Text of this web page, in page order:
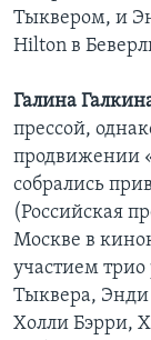
Тыквером, и
Hilton в
Галина
прессой,
продвижении
собрались
(Российская
Москве в
участием
Тыквера, Энди
Холли Бэрри,